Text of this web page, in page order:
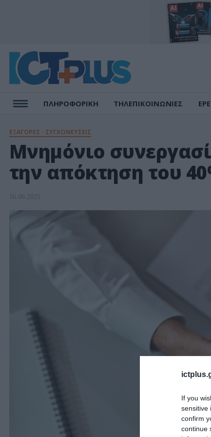
If you
sensitive
confirm
continue
ΠΛΗΡΟΦΟΡΙΚΗ ΤΗΛΕΠΙΚΟΙΝΩΝΙΕΣ
ΕΞΑΓΟΡΕΣ - ΣΥΓΧΩΝΕΥΣΕΙΣ
Μνημόνιο
την απόκτηση του
16.06.2025